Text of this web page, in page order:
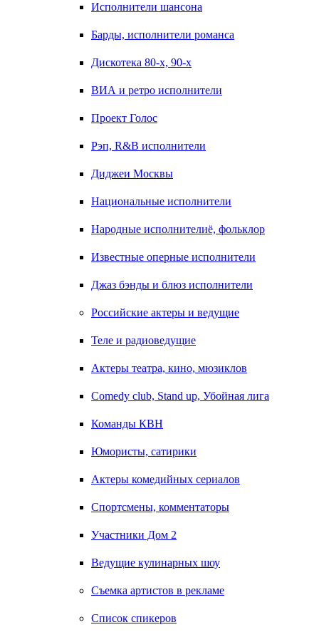
Исполнители шансона
Барды, исполнители романса
Дискотека 80-х, 90-х
ВИА и ретро исполнители
Проект Голос
Рэп, R&B исполнители
Диджеи Москвы
Национальные исполнители
Народные исполнителиё, фольклор
Известные оперные исполнители
Джаз бэнды и блюз исполнители
Российские актеры и ведущие
Теле и радиоведущие
Актеры театра, кино, мюзиклов
Comedy club, Stand up, Убойная лига
Команды КВН
Юмористы, сатирики
Актеры комедийных сериалов
Спортсмены, комментаторы
Участники Дом 2
Ведущие кулинарных шоу
Съемка артистов в рекламе
Список спикеров